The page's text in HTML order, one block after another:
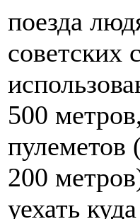
поезда
советских
500
пулеметов
200
уехать